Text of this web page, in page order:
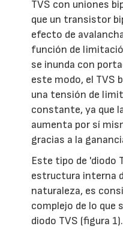
TVS con uniones
que un transistor
efecto de
función de
se inunda con
este modo, el TVS
una tensión de
constante, ya que
aumenta por sí
gracias a la
Este tipo de 'diodo
estructura interna
naturaleza, es
complejo de lo que
diodo TVS (figura 1).